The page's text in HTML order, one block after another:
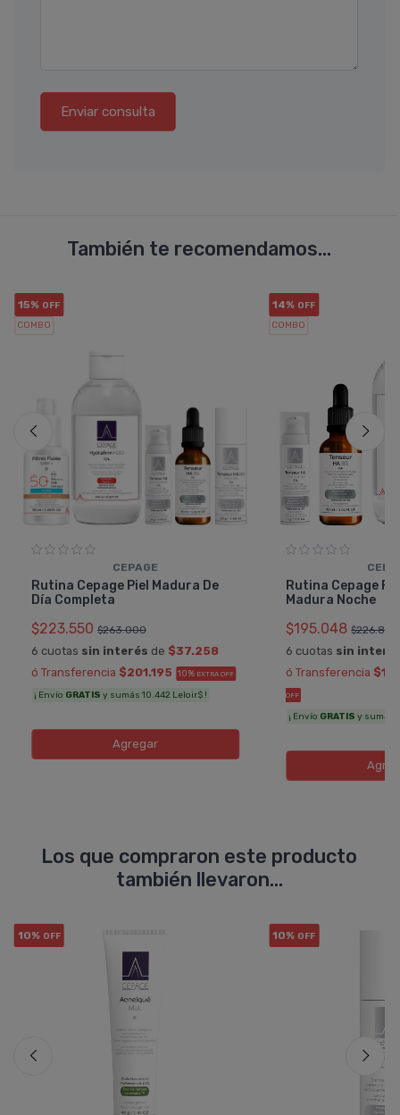
Enviar consulta
También te recomendamos...
15% OFF
COMBO
CEPAGE
Rutina Cepage Piel Madura De
Día Completa
$223.550 $263.000
6 cuotas sin interés de $37.258
ó Transferencia $201.195 10% EXTRA OFF
¡ Envío GRATIS y sumás 10.442 Leloir$ !
Agregar
14% OFF
COMBO
Rutina Cepage
Madura Noche
$195.048 $226.800
6 cuotas sin
ó Transferencia
OFF
¡ Envío GRATIS y sumás
Los que compraron este producto
también llevaron...
10% OFF 10% OFF